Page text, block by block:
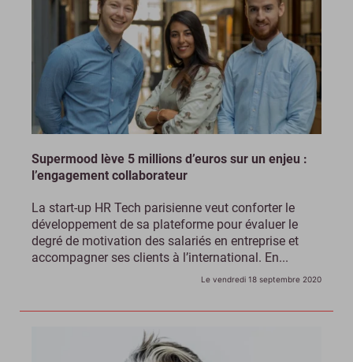
Supermood lève 5 millions d’euros sur un enjeu :
l’engagement collaborateur
La start-up HR Tech parisienne veut conforter le
développement de sa plateforme pour évaluer le
degré de motivation des salariés en entreprise et
accompagner ses clients à l’international. En...
Le vendredi 18 septembre 2020